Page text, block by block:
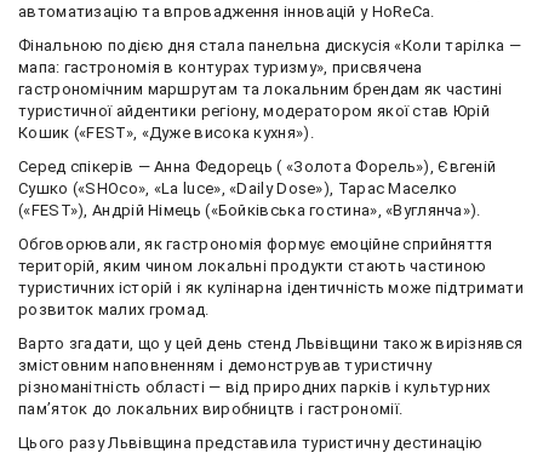
автоматизацію та впровадження інновацій у HoReCa.
Фінальною подією дня стала панельна дискусія «Коли тарілка —
мапа: гастрономія в контурах туризму», присвячена
гастрономічним маршрутам та локальним брендам як частині
туристичної айдентики регіону, модератором якої став Юрій
Кошик («FEST», «Дуже висока кухня»).
Серед спікерів — Анна Федорець ( «Золота Форель»), Євгеній
Сушко («SHOco», «La luce», «Daily Dose»), Тарас Маселко
(«FEST»), Андрій Німець («Бойківська гостина», «Вуглянча»).
Обговорювали, як гастрономія формує емоційне сприйняття
територій, яким чином локальні продукти стають частиною
туристичних історій і як кулінарна ідентичність може підтримати
розвиток малих громад.
Варто згадати, що у цей день стенд Львівщини також вирізнявся
змістовним наповненням і демонстрував туристичну
різноманітність області — від природних парків і культурних
пам’яток до локальних виробництв і гастрономії.
Цього разу Львівщина представила туристичну дестинацію